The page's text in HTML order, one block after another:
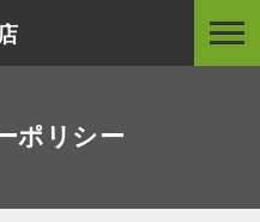
ポリシー